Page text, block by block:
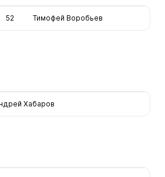
52 Тимофей Воробьев
Хабаров